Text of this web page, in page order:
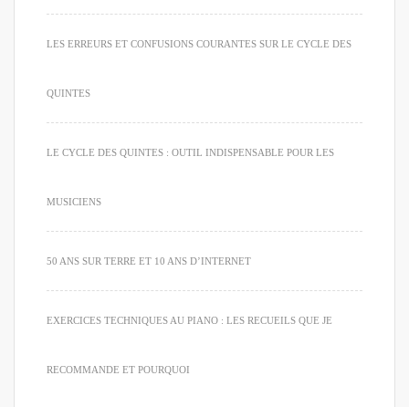
LES ERREURS ET CONFUSIONS COURANTES SUR LE CYCLE DES
QUINTES
LE CYCLE DES QUINTES : OUTIL INDISPENSABLE POUR LES
MUSICIENS
50 ANS SUR TERRE ET 10 ANS D’INTERNET
EXERCICES TECHNIQUES AU PIANO : LES RECUEILS QUE JE
RECOMMANDE ET POURQUOI